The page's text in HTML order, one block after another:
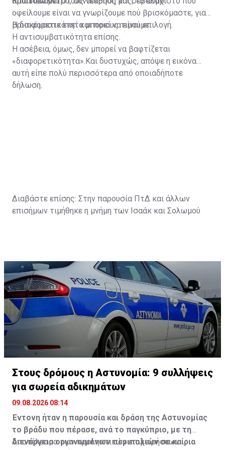
οφείλουμε είναι να γνωρίζουμε πού βρισκόμαστε, γιατί
βρισκόμαστε εκεί και ποιους τιμούμε.
Η διαφορετικότητα μπορεί να είναι επιλογή.
Η αντισυμβατικότητα επίσης.
Η ασέβεια, όμως, δεν μπορεί να βαφτίζεται
«διαφορετικότητα».Και δυστυχώς, απόψε η εικόνα
αυτή είπε πολύ περισσότερα από οποιαδήποτε
δήλωση.
Διαβάστε επίσης: Στην παρουσία ΠτΔ και άλλων
επισήμων τιμήθηκε η μνήμη των Ισαάκ και Σολωμού
Στους δρόμους η Αστυνομία: 9 συλλήψεις
για σωρεία αδικημάτων
09.08.2026 08:14
Έντονη ήταν η παρουσία και δράση της Αστυνομίας
το βράδυ που πέρασε, ανά το παγκύπριο, με τη
διενέργεια οργανωμένων περιπολιών σε καίρια
Αποτέλεσμα των προληπτικών επιχειρήσεων